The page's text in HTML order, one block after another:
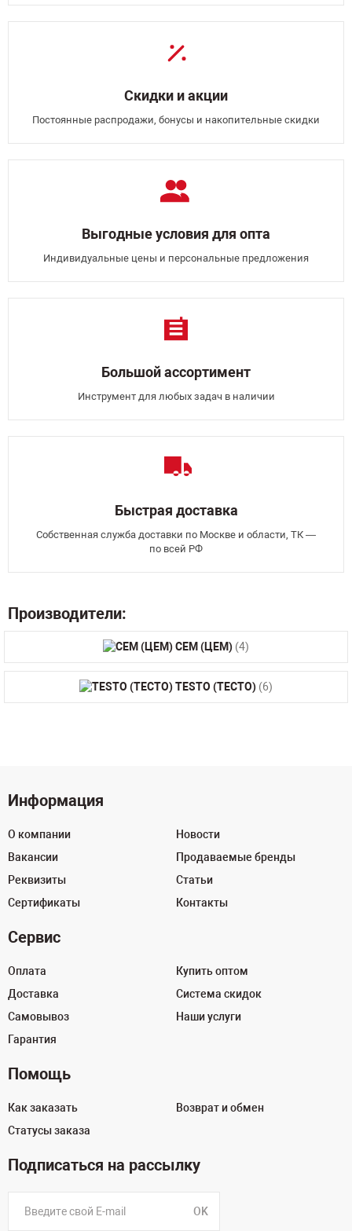
Скидки и акции
Постоянные распродажи, бонусы и накопительные скидки
Выгодные условия для опта
Индивидуальные цены и персональные предложения
Большой ассортимент
Инструмент для любых задач в наличии
Быстрая доставка
Собственная служба доставки по Москве и области, ТК —
по всей РФ
Производители:
CEM (ЦЕМ) (4)
TESTO (ТЕСТО) (6)
Информация
О компании
Вакансии
Реквизиты
Сертификаты
Новости
Продаваемые бренды
Статьи
Контакты
Сервис
Оплата
Доставка
Самовывоз
Гарантия
Купить оптом
Система скидок
Наши услуги
Помощь
Как заказать
Статусы заказа
Возврат и обмен
Подписаться на рассылку
OK